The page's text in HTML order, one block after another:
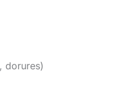
dorures)